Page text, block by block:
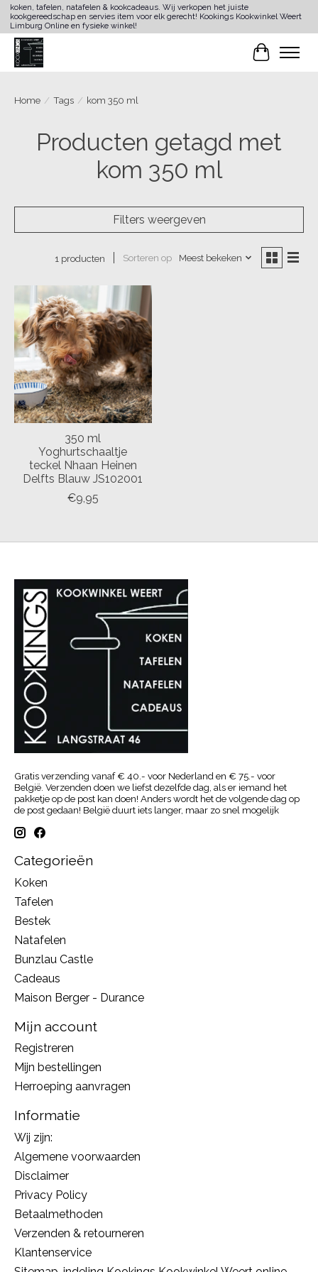
koken, tafelen, natafelen & kookcadeaus. Wij verkopen het juiste
kookgereedschap en servies item voor elk gerecht! Kookings Kookwinkel Weert
Limburg Online en fysieke winkel!
Home / Tags / kom 350 ml
Producten getagd met
kom 350 ml
Filters weergeven
1 producten Sorteren op Meest bekeken
350 ml
Yoghurtschaaltje
teckel Nhaan Heinen
Delfts Blauw JS102001
€9,95
Gratis verzending vanaf € 40.- voor Nederland en € 75.- voor
België. Verzenden doen we liefst dezelfde dag, als er iemand het
pakketje op de post kan doen! Anders wordt het de volgende dag op
de post gedaan! België duurt iets langer, maar zo snel mogelijk
Categorieën
Koken
Tafelen
Bestek
Natafelen
Bunzlau Castle
Cadeaus
Maison Berger - Durance
Mijn account
Registreren
Mijn bestellingen
Herroeping aanvragen
Informatie
Wij zijn:
Algemene voorwaarden
Disclaimer
Privacy Policy
Betaalmethoden
Verzenden & retourneren
Klantenservice